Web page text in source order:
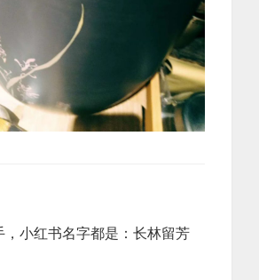
小红书名字都是：长林留芳